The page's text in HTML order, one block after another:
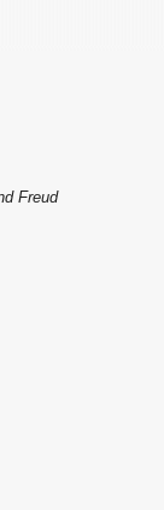
Freud